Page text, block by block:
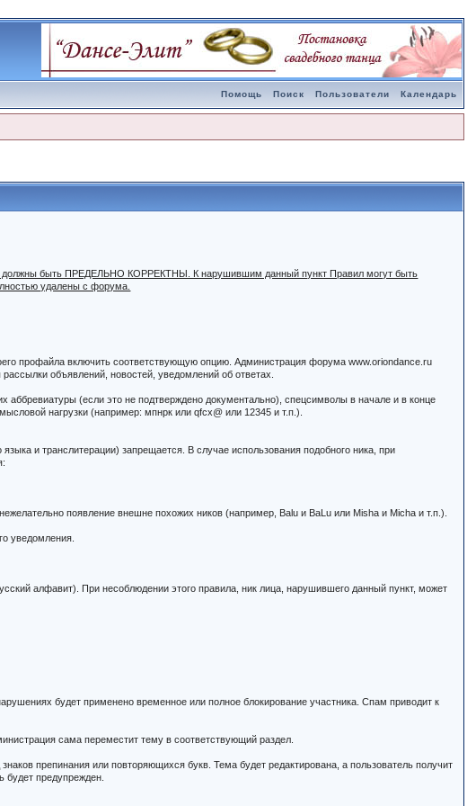
Помощь Поиск Пользователи Календарь
должны быть ПРЕДЕЛЬНО КОРРЕКТНЫ. К нарушившим данный пункт Правил могут быть
удалены с форума.
профайла включить соответствующую опцию. Администрация форума www.oriondance.ru
объявлений, новостей, уведомлений об ответах.
аббревиатуры (если это не подтверждено документально), спецсимволы в начале и в конце
нагрузки (например: мпнрк или qfcx@ или 12345 и т.п.).
и транслитерации) запрещается. В случае использования подобного ника, при
появление внешне похожих ников (например, Balu и BaLu или Misha и Micha и т.п.).
уведомления.
алфавит). При несоблюдении этого правила, ник лица, нарушившего данный пункт, может
будет применено временное или полное блокирование участника. Спам приводит к
сама переместит тему в соответствующий раздел.
препинания или повторяющихся букв. Тема будет редактирована, а пользователь получит
предупрежден.